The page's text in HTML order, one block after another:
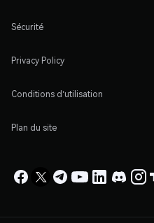
Sécurité
Privacy Policy
Conditions d'utilisation
Plan du site